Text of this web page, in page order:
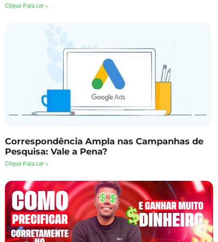
Clique Para Ler »
Correspondência Ampla nas Campanhas de
Pesquisa: Vale a Pena?
Clique Para Ler »